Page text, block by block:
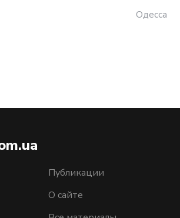
Одесса
Публикации
О сайте